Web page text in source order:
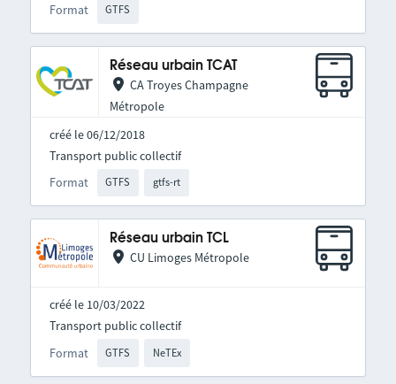
Format GTFS
Réseau urbain TCAT
CA Troyes Champagne
Métropole
créé le 06/12/2018
Format GTFS gtfs-rt
Transport public collectif
Réseau urbain TCL
CU Limoges Métropole
créé le 10/03/2022
Format GTFS NeTEx
Transport public collectif